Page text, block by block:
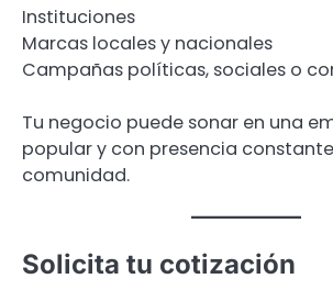
Instituciones
Marcas locales y nacionales
Campañas políticas, sociales o
Tu negocio puede sonar en una
popular y con presencia
comunidad.
Solicita tu cotización